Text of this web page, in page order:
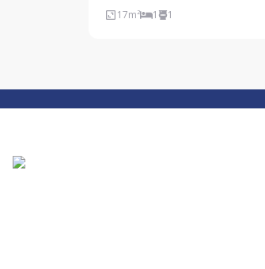
imóvel está totalmente
atualmente rentabilizando,
17m² 1 1